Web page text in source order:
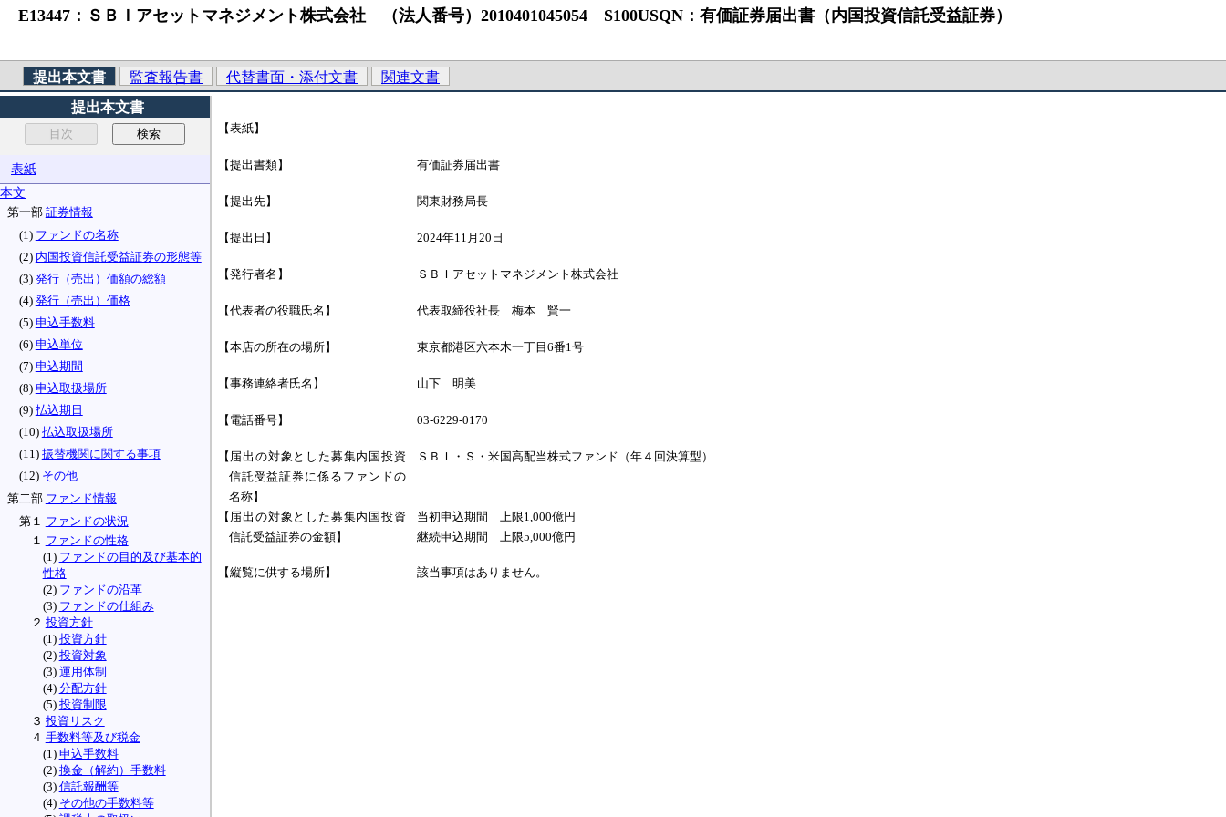
E13447：ＳＢＩアセットマネジメント株式会社 （法人番号）2010401045054 S100USQN：有価証券届出書（内国投資信託受益証券）
提出本文書 監査報告書 代替書面・添付文書
関連文書
提出本文書